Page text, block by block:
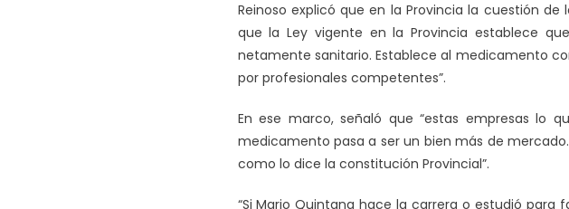
Reinoso explicó que en la Provincia la cuestión
que la Ley vigente en la Provincia establece
netamente sanitario. Establece al medicamento
por profesionales competentes”.
En ese marco, señaló que “estas empresas lo
medicamento pasa a ser un bien más de
como lo dice la constitución Provincial”.
“Si Mario Quintana hace la carrera o estudió para